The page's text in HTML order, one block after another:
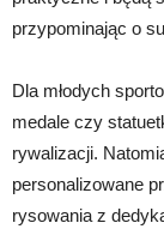
przypominając o
Dla młodych
medale czy
rywalizacji.
personalizowane
rysowania z